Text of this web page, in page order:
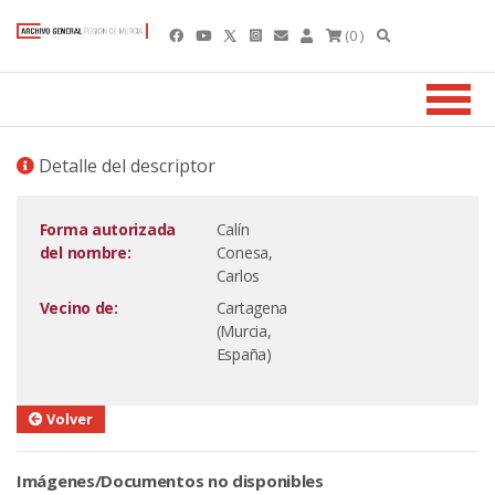
(0 )
Detalle del descriptor
Forma autorizada
del nombre:
Calín
Conesa,
Carlos
Vecino de:
Cartagena
(Murcia,
España)
Volver
Imágenes/Documentos no disponibles